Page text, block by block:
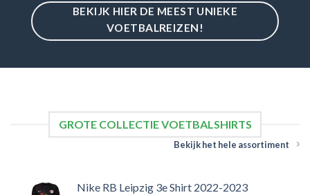
BEKIJK HIER DE MEEST UNIEKE
VOETBALREIZEN!
GROTE COLLECTIE VOETBALSHIRTS
Bekijk het hele assortiment
Nike RB Leipzig 3e Shirt 2022-2023